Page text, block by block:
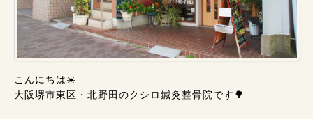
こんにちは☀️
大阪堺市東区・北野田のクシロ鍼灸整骨院です🌳